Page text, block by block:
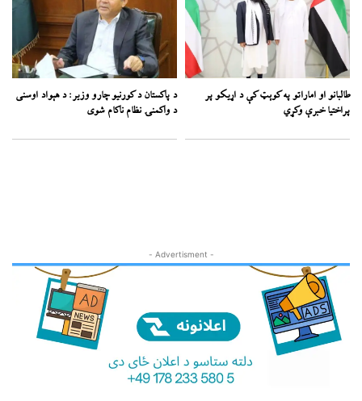
طالبانو او اماراتو په کوېټ کې د اړیکو پر
پراختیا خبرې وکړي
د پاکستان د کورنیو چارو وزیر: د هېواد اوسنی
د واکمنۍ نظام ناکام شوی
- Advertisment -